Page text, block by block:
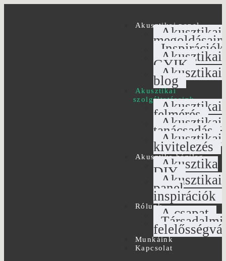
Akusztikai panel
Akusztikai
Inspirációk
Akusztikai
GYIK
Akusztikai
blog
Akusztikai
szolgáltatásaink
Akusztikai
felmérés
Akusztikai
tanácsadás
Akusztikai
kivitelezés
Akusztika házilag
Akusztika
DIY
Akusztikai
panel
inspirációk
RólunkA csapat
Társadalmi
Munkáink
Kapcsolat